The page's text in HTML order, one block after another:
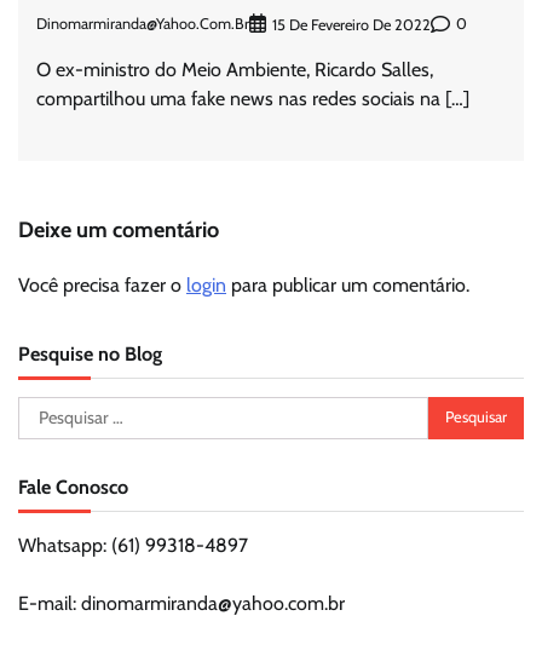
Dinomarmiranda@yahoo.com.br 15 De Fevereiro De 2022 0
O ex-ministro do Meio Ambiente, Ricardo Salles,
compartilhou uma fake news nas redes sociais na […]
Deixe um comentário
Você precisa fazer o login para publicar um comentário.
Pesquise no Blog
Pesquisar
por:
Fale Conosco
Whatsapp: (61) 99318-4897
E-mail: dinomarmiranda@yahoo.com.br